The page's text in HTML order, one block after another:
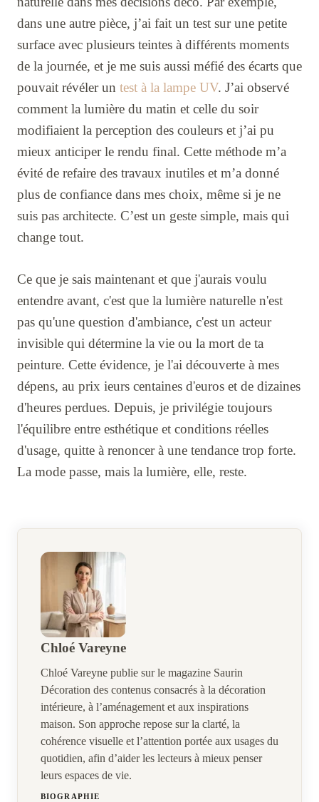
dans une autre pièce, j’ai fait un test sur une petite
surface avec plusieurs teintes à différents moments
de la journée, et je me suis aussi méfié des écarts que
pouvait révéler un test à la lampe UV. J’ai observé
comment la lumière du matin et celle du soir
modifiaient la perception des couleurs et j’ai pu
mieux anticiper le rendu final. Cette méthode m’a
évité de refaire des travaux inutiles et m’a donné
plus de confiance dans mes choix, même si je ne
suis pas architecte. C’est un geste simple, mais qui
change tout.
Ce que je sais maintenant et que j'aurais voulu
entendre avant, c'est que la lumière naturelle n'est
pas qu'une question d'ambiance, c'est un acteur
invisible qui détermine la vie ou la mort de ta
peinture. Cette évidence, je l'ai découverte à mes
dépens, au prix ieurs centaines d'euros et de dizaines
d'heures perdues. Depuis, je privilégie toujours
l'équilibre entre esthétique et conditions réelles
d'usage, quitte à renoncer à une tendance trop forte.
La mode passe, mais la lumière, elle, reste.
Chloé Vareyne
Chloé Vareyne publie sur le magazine Saurin
Décoration des contenus consacrés à la décoration
intérieure, à l’aménagement et aux inspirations
maison. Son approche repose sur la clarté, la
cohérence visuelle et l’attention portée aux usages du
quotidien, afin d’aider les lecteurs à mieux penser
leurs espaces de vie.
BIOGRAPHIE